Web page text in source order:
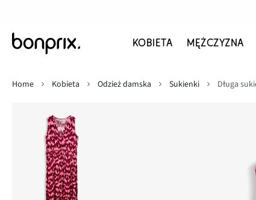
KOBIETA MĘŻCZYZNA
Home
Kobieta Odzież damska Sukienki Długa